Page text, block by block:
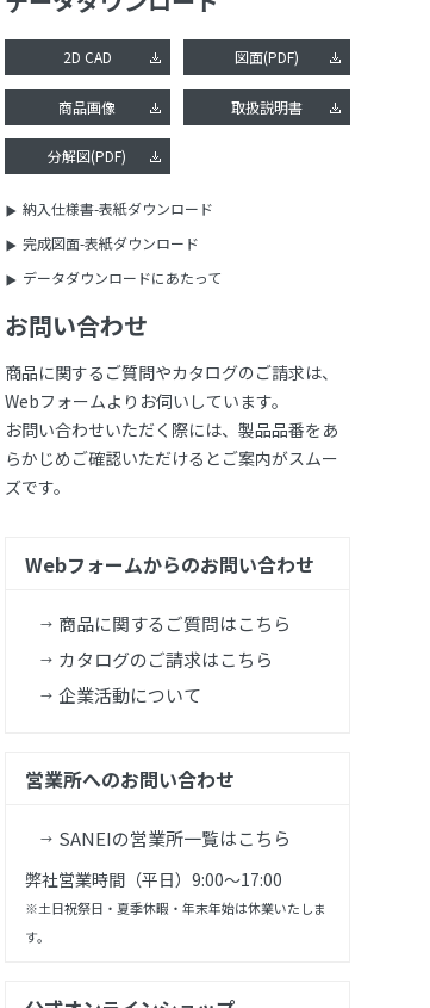
2D CAD 図面(PDF)
商品画像 取扱説明書
分解図(PDF)
納入仕様書-表紙ダウンロード
完成図面-表紙ダウンロード
データダウンロードにあたって
お問い合わせ
商品に関するご質問やカタログのご請求は、
Webフォームよりお伺いしています。
お問い合わせいただく際には、製品品番をあ
らかじめご確認いただけるとご案内がスムー
ズです。
Webフォームからのお問い合わせ
商品に関するご質問はこちら
カタログのご請求はこちら
企業活動について
営業所へのお問い合わせ
SANEIの営業所一覧はこちら
弊社営業時間（平日）9:00～17:00
※土日祝祭日・夏季休暇・年末年始は休業いたしま
す。